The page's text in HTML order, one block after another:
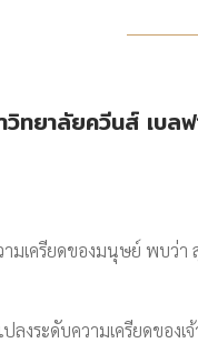
ทยาลัยควีนส์ เบล
มเครียดของมนุษย์ พบว่า
ลงระดับความเครียดขอ